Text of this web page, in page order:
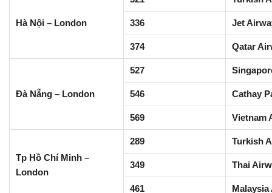
Hà Nội – London 336 Jet
374 Qatar
Đà Nẵng – London
527
546 Cathay
569 Vietnam
Tp Hồ Chí Minh –
London
289 Turkish
349 Thai
461